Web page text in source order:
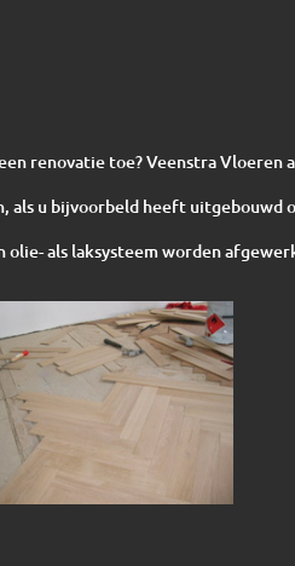
renovatie toe? Veenstra Vloeren
als u bijvoorbeld heeft
als laksysteem worden